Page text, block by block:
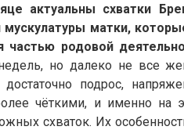
актуальны схватки
мускулатуры матки,
частью родовой
но далеко не все
подрос,
чёткими, и именно
схваток. Их